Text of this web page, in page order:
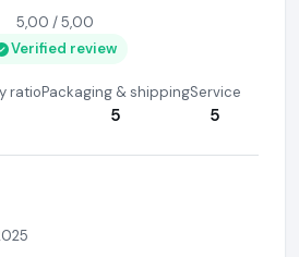
5,00 / 5,00
Verified review
ratioPackaging & shipping
5
Service
5